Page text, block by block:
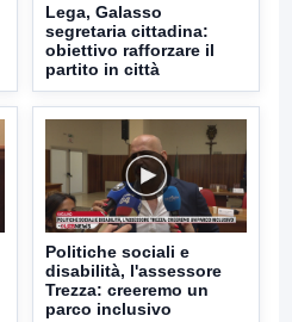
Lega, Galasso
segretaria cittadina:
obiettivo rafforzare il
partito in città
Politiche sociali e
disabilità, l'assessore
Trezza: creeremo un
parco inclusivo